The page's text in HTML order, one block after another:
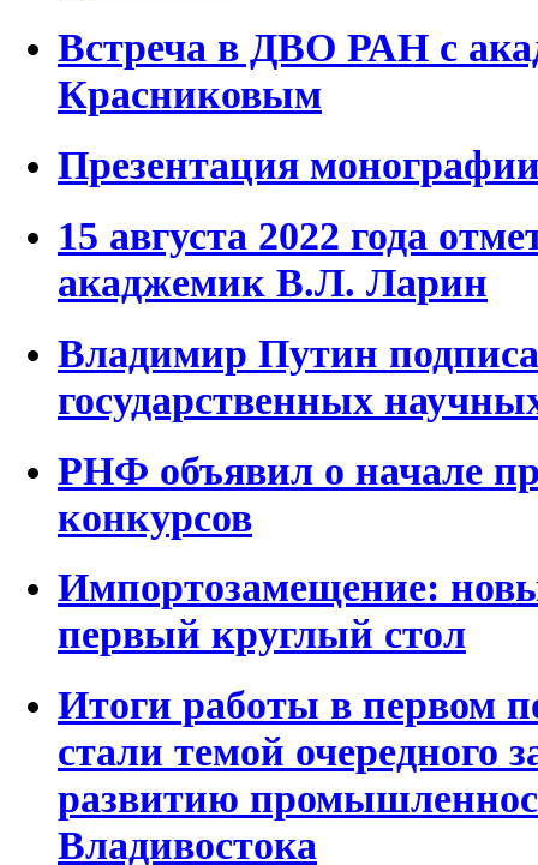
Встреча в ДВО РАН с
Красниковым
Презентация
15 августа 2022 года
акаджемик В.Л. Ларин
Владимир Путин
государственных
РНФ объявил о начале
конкурсов
Импортозамещение:
первый круглый стол
Итоги работы в первом
стали темой очередного
развитию
Владивостока